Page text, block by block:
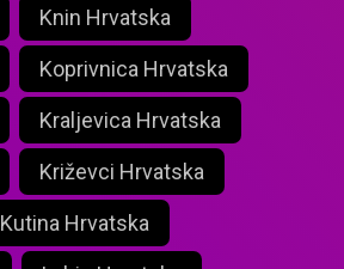
Knin Hrvatska
Koprivnica Hrvatska
Kraljevica Hrvatska
Križevci Hrvatska
Kutina Hrvatska